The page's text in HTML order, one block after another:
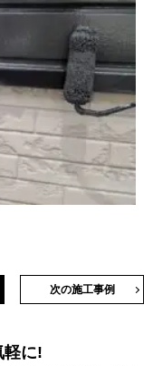
次の施工事例
軽に!